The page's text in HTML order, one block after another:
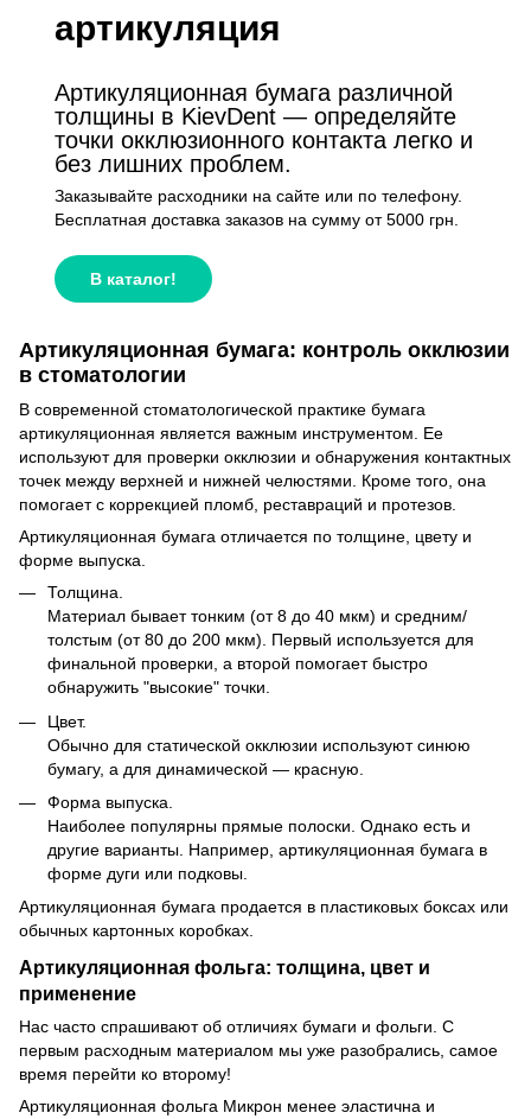
артикуляция
Артикуляционная бумага различной
толщины в KievDent — определяйте
точки окклюзионного контакта легко и
без лишних проблем.
Заказывайте расходники на сайте или по телефону.
Бесплатная доставка заказов на сумму от 5000 грн.
В каталог!
Артикуляционная бумага: контроль окклюзии
в стоматологии
В современной стоматологической практике бумага
артикуляционная является важным инструментом. Ее
используют для проверки окклюзии и обнаружения контактных
точек между верхней и нижней челюстями. Кроме того, она
помогает с коррекцией пломб, реставраций и протезов.
Артикуляционная бумага отличается по толщине, цвету и
форме выпуска.
Толщина.
Материал бывает тонким (от 8 до 40 мкм) и средним/
толстым (от 80 до 200 мкм). Первый используется для
финальной проверки, а второй помогает быстро
обнаружить "высокие" точки.
Цвет.
Обычно для статической окклюзии используют синюю
бумагу, а для динамической — красную.
Форма выпуска.
Наиболее популярны прямые полоски. Однако есть и
другие варианты. Например, артикуляционная бумага в
форме дуги или подковы.
Артикуляционная бумага продается в пластиковых боксах или
обычных картонных коробках.
Артикуляционная фольга: толщина, цвет и
применение
Нас часто спрашивают об отличиях бумаги и фольги. С
первым расходным материалом мы уже разобрались, самое
время перейти ко второму!
Артикуляционная фольга Микрон менее эластична и